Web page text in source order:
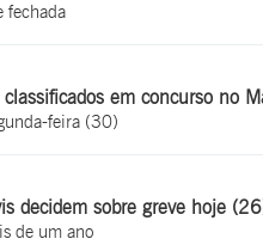
fechada
em concurso no
feira (30)
decidem sobre greve hoje
de um ano